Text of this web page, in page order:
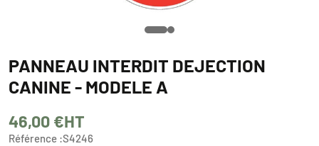
PANNEAU INTERDIT DEJECTION
CANINE - MODELE A
46,00 €HT
Référence :S4246